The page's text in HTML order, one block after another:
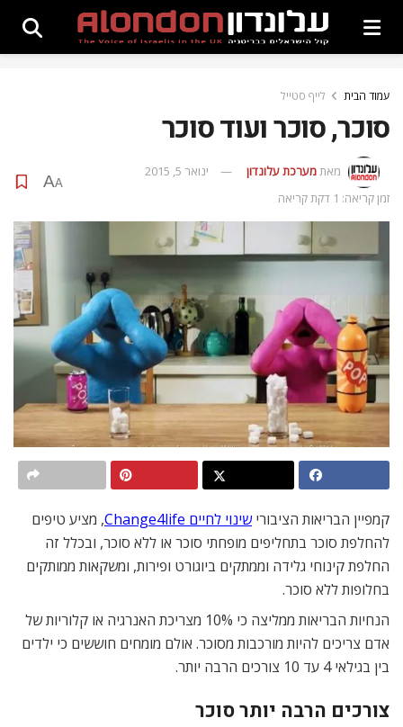
עמוד הבית לייף סטייל
סוכר, סוכר ועוד סוכר
מאתמערכת עלונדון
ינואר 5, 2015
זמן קריאה: 1 דקת קריאה
A
A
קמפיין הבריאות הציבורישינוי לחיים Change4life
, מציע טיפים
להחלפת סוכר בתחליפים מופחתי סוכר או ללא סוכר, ובכלל זה
החלפת קינוחי גלידה וממתקים ביוגורט ופירות, ומשקאות ממותקים
בחלופות ללא סוכר.
הנחיות הבריאות ממליצה כי 10% מצריכת האנרגיה או קלוריות של
אדם צריכים להיות מורכבות מסוכר. אולם מומחים חוששים כי ילדים
בין בגילאי 4 עד 10 צורכים הרבה יותר.
צורכים הרבה יותר סוכר